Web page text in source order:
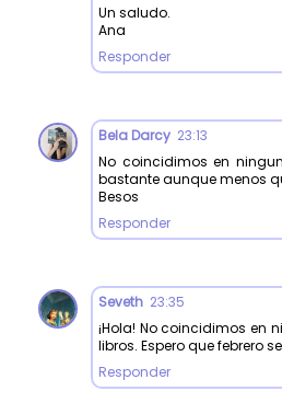
Un saludo.
Ana
Responder
Bela Darcy 23:13
No coincidimos en
bastante aunque menos
Besos
Responder
Seveth 23:35
¡Hola! No coincidimos en
libros. Espero que febrero
Responder